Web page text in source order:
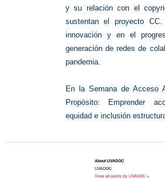
y su relación con el
sustentan el proyecto
innovación y en el
generación de redes de
pandemia.
En la Semana de Acceso
Propósito: Emprender
equidad e inclusión
About UVADOC
UVADOC
View all posts by UVADOC »